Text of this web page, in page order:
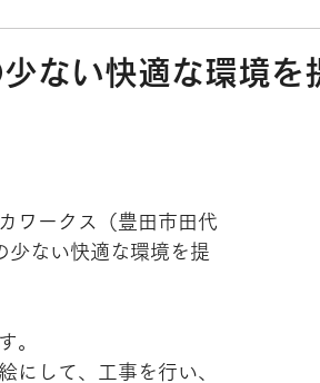
ない快適な環境を
ワークス（豊田市田代
少ない快適な環境を提
。
にして、工事を行い、